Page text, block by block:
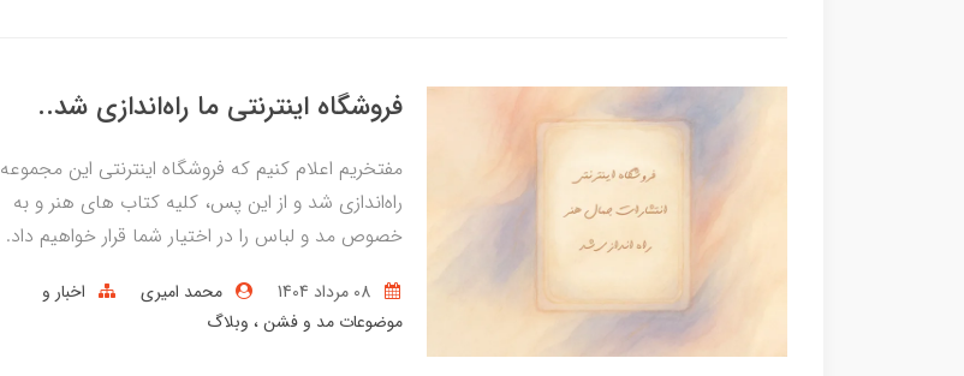
فروشگاه اینترنتی ما راه‌اندازی شد..
مفتخریم اعلام کنیم که فروشگاه اینترنتی این مجموعه
راه‌اندازی شد و از این پس، کلیه کتاب های هنر و به
خصوص مد و لباس را در اختیار شما قرار خواهیم داد.
محمد امیری
اخبار و
موضوعات مد و فشن وبلاگ